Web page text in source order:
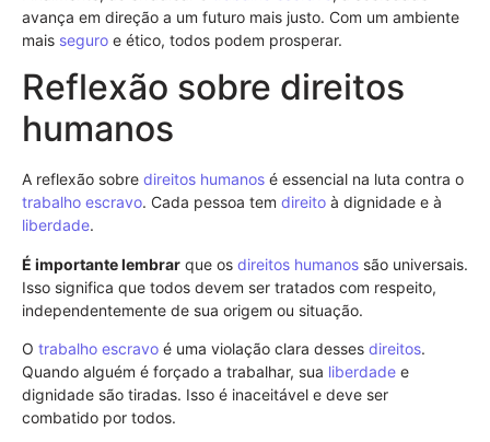
avança em direção a um futuro mais justo. Com um ambiente
mais seguro e ético, todos podem prosperar.
Reflexão sobre direitos
humanos
A reflexão sobre direitos humanos é essencial na luta contra o
trabalho escravo. Cada pessoa tem direito à dignidade e à
liberdade.
É importante lembrar que os direitos humanos são universais.
Isso significa que todos devem ser tratados com respeito,
independentemente de sua origem ou situação.
O trabalho escravo é uma violação clara desses direitos.
Quando alguém é forçado a trabalhar, sua liberdade e
dignidade são tiradas. Isso é inaceitável e deve ser
combatido por todos.